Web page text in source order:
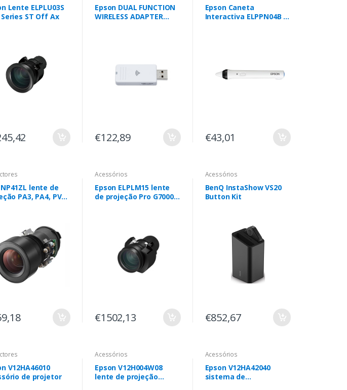
Lente ELPLU03S
Series ST Off Ax
Epson DUAL FUNCTION
WIRELESS ADAPTER
€122,89
Epson Caneta
Interactiva ELPPN04B -
€43,01
NP41ZL lente de
PA3, PA4, PV
Acessórios
Epson ELPLM15 lente
de projeção Pro G7000
€1502,13
Acessórios
BenQ InstaShow VS20
Button Kit
€852,67
V12HA46010
de projetor
Acessórios
Epson V12H004W08
lente de projeção
Acessórios
Epson V12HA42040
sistema de